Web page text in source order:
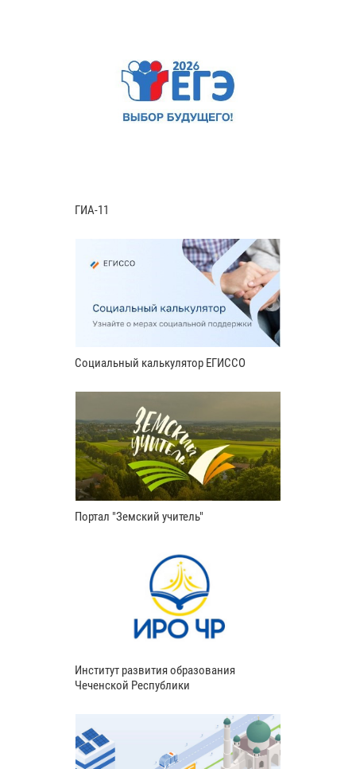
ГИА-11
Социальный калькулятор ЕГИССО
Портал "Земский учитель"
Институт развития образования
Чеченской Республики